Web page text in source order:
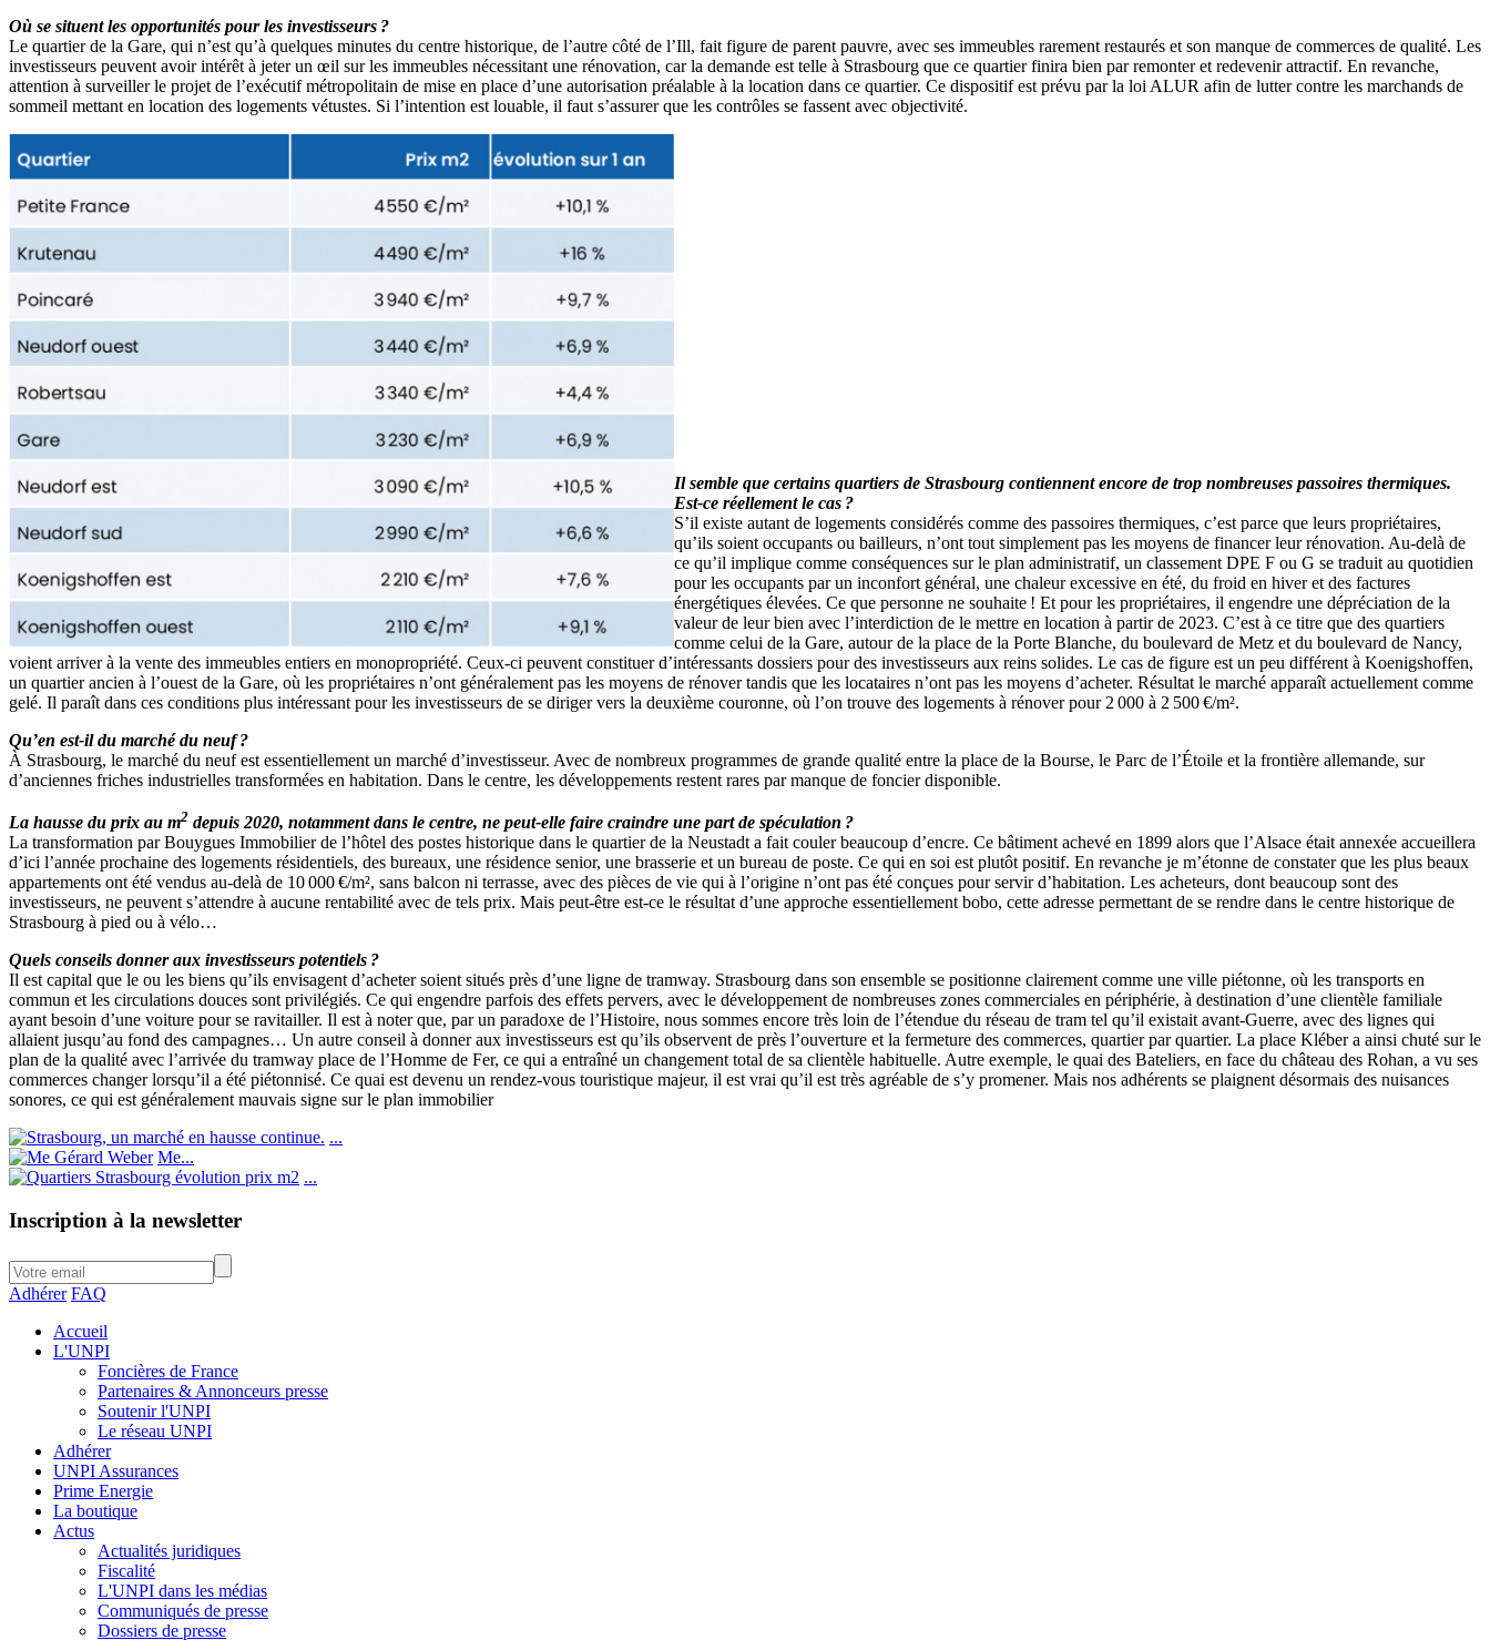
Où se situent les opportunités pour les investisseurs ?
Le quartier de la Gare, qui n’est qu’à quelques minutes du centre historique, de l’autre côté de l’Ill, fait figure de parent pauvre, avec ses immeubles rarement restaurés et son manque de commerces de qualité. Les
investisseurs peuvent avoir intérêt à jeter un œil sur les immeubles nécessitant une rénovation, car la demande est telle à Strasbourg que ce quartier finira bien par remonter et redevenir attractif. En revanche,
attention à surveiller le projet de l’exécutif métropolitain de mise en place d’une autorisation préalable à la location dans ce quartier. Ce dispositif est prévu par la loi ALUR afin de lutter contre les marchands de
sommeil mettant en location des logements vétustes. Si l’intention est louable, il faut s’assurer que les contrôles se fassent avec objectivité.
Il semble que certains quartiers de Strasbourg contiennent encore de trop nombreuses passoires thermiques.
Est-ce réellement le cas ?
S’il existe autant de logements considérés comme des passoires thermiques, c’est parce que leurs propriétaires,
qu’ils soient occupants ou bailleurs, n’ont tout simplement pas les moyens de financer leur rénovation. Au-delà de
ce qu’il implique comme conséquences sur le plan administratif, un classement DPE F ou G se traduit au quotidien
pour les occupants par un inconfort général, une chaleur excessive en été, du froid en hiver et des factures
énergétiques élevées. Ce que personne ne souhaite ! Et pour les propriétaires, il engendre une dépréciation de la
valeur de leur bien avec l’interdiction de le mettre en location à partir de 2023. C’est à ce titre que des quartiers
comme celui de la Gare, autour de la place de la Porte Blanche, du boulevard de Metz et du boulevard de Nancy,
voient arriver à la vente des immeubles entiers en monopropriété. Ceux-ci peuvent constituer d’intéressants dossiers pour des investisseurs aux reins solides. Le cas de figure est un peu différent à Koenigshoffen,
un quartier ancien à l’ouest de la Gare, où les propriétaires n’ont généralement pas les moyens de rénover tandis que les locataires n’ont pas les moyens d’acheter. Résultat le marché apparaît actuellement comme
gelé. Il paraît dans ces conditions plus intéressant pour les investisseurs de se diriger vers la deuxième couronne, où l’on trouve des logements à rénover pour 2 000 à 2 500 €/m².
Qu’en est-il du marché du neuf ?
À Strasbourg, le marché du neuf est essentiellement un marché d’investisseur. Avec de nombreux programmes de grande qualité entre la place de la Bourse, le Parc de l’Étoile et la frontière allemande, sur
d’anciennes friches industrielles transformées en habitation. Dans le centre, les développements restent rares par manque de foncier disponible.
La hausse du prix au m2 depuis 2020, notamment dans le centre, ne peut-elle faire craindre une part de spéculation ?
La transformation par Bouygues Immobilier de l’hôtel des postes historique dans le quartier de la Neustadt a fait couler beaucoup d’encre. Ce bâtiment achevé en 1899 alors que l’Alsace était annexée accueillera
d’ici l’année prochaine des logements résidentiels, des bureaux, une résidence senior, une brasserie et un bureau de poste. Ce qui en soi est plutôt positif. En revanche je m’étonne de constater que les plus beaux
appartements ont été vendus au-delà de 10 000 €/m², sans balcon ni terrasse, avec des pièces de vie qui à l’origine n’ont pas été conçues pour servir d’habitation. Les acheteurs, dont beaucoup sont des
investisseurs, ne peuvent s’attendre à aucune rentabilité avec de tels prix. Mais peut-être est-ce le résultat d’une approche essentiellement bobo, cette adresse permettant de se rendre dans le centre historique de
Strasbourg à pied ou à vélo…
Quels conseils donner aux investisseurs potentiels ?
Il est capital que le ou les biens qu’ils envisagent d’acheter soient situés près d’une ligne de tramway. Strasbourg dans son ensemble se positionne clairement comme une ville piétonne, où les transports en
commun et les circulations douces sont privilégiés. Ce qui engendre parfois des effets pervers, avec le développement de nombreuses zones commerciales en périphérie, à destination d’une clientèle familiale
ayant besoin d’une voiture pour se ravitailler. Il est à noter que, par un paradoxe de l’Histoire, nous sommes encore très loin de l’étendue du réseau de tram tel qu’il existait avant-Guerre, avec des lignes qui
allaient jusqu’au fond des campagnes… Un autre conseil à donner aux investisseurs est qu’ils observent de près l’ouverture et la fermeture des commerces, quartier par quartier. La place Kléber a ainsi chuté sur le
plan de la qualité avec l’arrivée du tramway place de l’Homme de Fer, ce qui a entraîné un changement total de sa clientèle habituelle. Autre exemple, le quai des Bateliers, en face du château des Rohan, a vu ses
commerces changer lorsqu’il a été piétonnisé. Ce quai est devenu un rendez-vous touristique majeur, il est vrai qu’il est très agréable de s’y promener. Mais nos adhérents se plaignent désormais des nuisances
sonores, ce qui est généralement mauvais signe sur le plan immobilier
...
Me...
...
Inscription à la newsletter
Adhérer FAQ
Accueil
L'UNPI
Foncières de France
Partenaires & Annonceurs presse
Soutenir l'UNPI
Le réseau UNPI
Adhérer
UNPI Assurances
Prime Energie
La boutique
Actus
Actualités juridiques
Fiscalité
L'UNPI dans les médias
Communiqués de presse
Dossiers de presse